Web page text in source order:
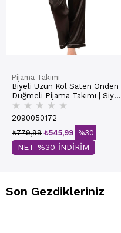
Pijama Takımı
Biyeli Uzun Kol Saten Önden
Düğmeli Pijama Takımı | Siyah
7647
★ ★ ★ ★ ★
2090050172
₺545,99
₺779,99 %30
NET %30 İNDİRİM
Son Gezdikleriniz